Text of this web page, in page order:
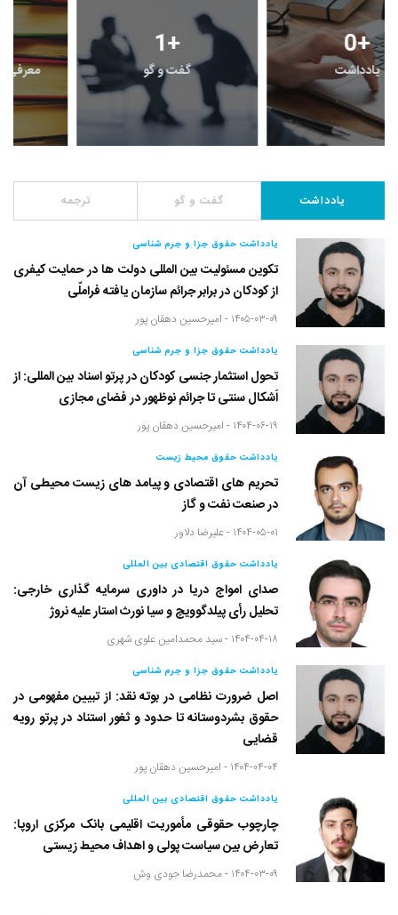
1 +
گفت و گو
0+
یادداشت
یادداشت گفت و گو ترجمه
یادداشت حقوق جزا و جرم شناسی
تکوین مسئولیت بین المللی دولت ها در حمایت کیفری
از کودکان در برابر جرائم سازمان یافته فراملّی
۱۴۰۵-۰۳-۰۹ - امیرحسین دهقان پور
یادداشت حقوق جزا و جرم شناسی
تحول استثمار جنسی کودکان در پرتو اسناد بین المللی: از
اَشکال سنتی تا جرائم نوظهور در فضای مجازی
۱۴۰۴-۰۶-۱۹ - امیرحسین دهقان پور
یادداشت حقوق محیط زیست
تحریم های اقتصادی و پیامد های زیست محیطی آن
در صنعت نفت و گاز
۱۴۰۴-۰۵-۰۱ - علیرضا دلاور
یادداشت حقوق اقتصادی بین المللی
صدای امواج دریا در داوری سرمایه گذاری خارجی:
تحلیل رأی پیلدگوویچ و سیا نورث استار علیه نروژ
۱۴۰۴-۰۴-۱۸ - سید محمدامین علوی شهری
یادداشت حقوق جزا و جرم شناسی
اصل ضرورت نظامی در بوته نقد: از تبیین مفهومی در
حقوق بشردوستانه تا حدود و ثغور استناد در پرتو رویه
قضایی
۱۴۰۴-۰۴-۰۴ - امیرحسین دهقان پور
یادداشت حقوق اقتصادی بین المللی
چارچوب حقوقی مأموریت اقلیمی بانک مرکزی اروپا:
تعارض بین سیاست پولی و اهداف محیط زیستی
۱۴۰۴-۰۳-۰۹ - محمدرضا جودی وش